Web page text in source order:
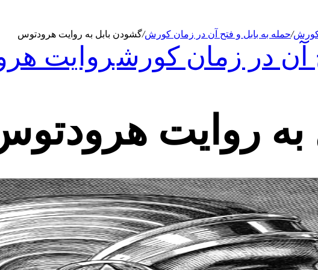
/حمله به بابل و فتح آن در زمان کورش/گشودن بابل به روایت هرودتوس
آن در زمان کورشروایت
به روایت